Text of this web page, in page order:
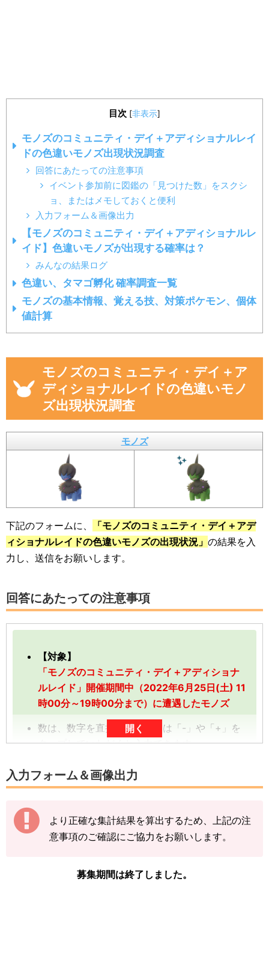
目次 [非表示]
モノズのコミュニティ・デイ＋アディショナルレイ
ドの色違いモノズ出現状況調査
回答にあたっての注意事項
イベント参加前に図鑑の「見つけた数」をスクシ
ョ、またはメモしておくと便利
入力フォーム＆画像出力
【モノズのコミュニティ・デイ＋アディショナルレ
イド】色違いモノズが出現する確率は？
みんなの結果ログ
色違い、タマゴ孵化 確率調査一覧
モノズの基本情報、覚える技、対策ポケモン、個体
値計算
モノズのコミュニティ・デイ＋ア
ディショナルレイドの色違いモノ
ズ出現状況調査
モノズ
下記のフォームに、
「モノズのコミュニティ・デイ＋アデ
ィショナルレイドの色違いモノズの出現状況」 の結果を入
力し、送信をお願いします。
回答にあたっての注意事項
【対象】
「モノズのコミュニティ・デイ＋アディショナ
ルレイド」開催期間中（2022年6月25日(土) 11
時00分～19時00分まで）に遭遇したモノズ
数は、数字を直接入力、または「-」や「+」を
タップしていただくと入力できます。
数字は、前回の入力内容に追加分を加算する形
（累計数）で入力をお願いします。
途中結果が3匹→まずは「3」で送信
その後の結果が2匹→前回入力した「3」に「+
下記の情報を入力し、 「結果を送信する」をタ
開く
入力フォーム＆画像出力
より正確な集計結果を算出するため、上記の注
意事項のご確認にご協力をお願いします。
募集期間は終了しました。